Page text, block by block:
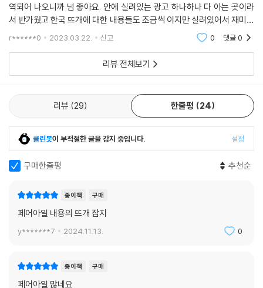
역되어 나오니까 넘 좋아요. 안에 실려있는 광고 하나하나 다 아는 곳이라
서 반가웠고 한국 뜨개에 대한 내용들도 조금씩 이지만 실려있어서 재미있
게 읽었습니다. 예쁜 도안들도 넘 많았어요 아직 초보라서 배색까지는 할
r******0 2023.03.22. 신고 0 댓글0
리뷰 전체보기
리뷰 29 한줄평 24
클린봇이 부적절한 글을 감지 중입니다. 설정
구매한줄평 추천순
종이책 구매
페어아일 내용의 뜨개 잡지
y*******7 2024.11.13. 0
종이책 구매
페어아일 많네요